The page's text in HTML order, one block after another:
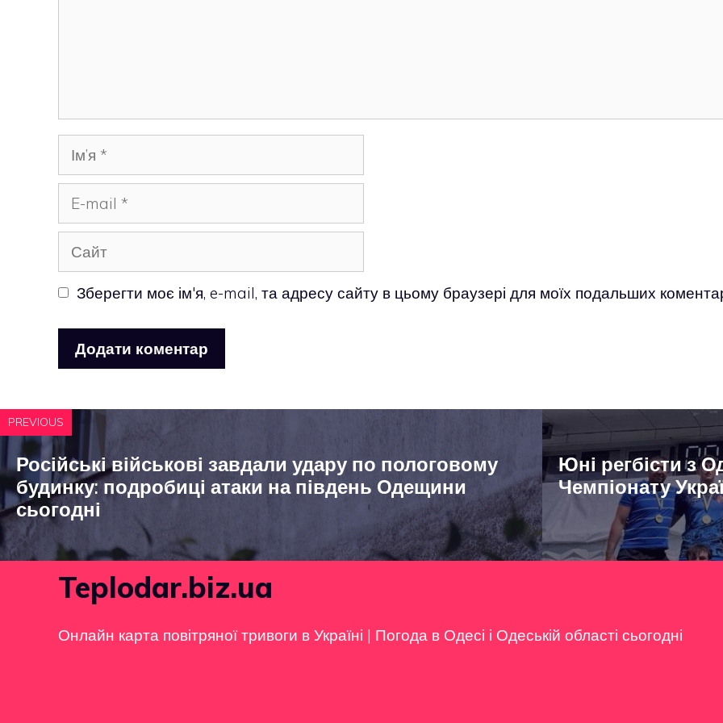
Ім’я
mail
Сайт
Зберегти моє ім'я, e-mail, та адресу сайту в цьому браузері для моїх подальших
PREVIOUS
Російські військові завдали удару по пологовому
будинку: подробиці атаки на південь Одещини
сьогодні
Юні регбісти з
Чемпіонату
Teplodar.biz.ua
Онлайн карта повітряної тривоги в Україні | Погода в Одесі і Одеській області сьогодні